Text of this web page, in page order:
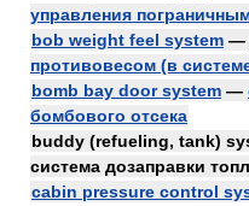
управления
bob weight feel system —
противовесом (в
bomb bay door system —
бомбового отсека
buddy (refueling, tank)
система дозаправки
cabin pressure control